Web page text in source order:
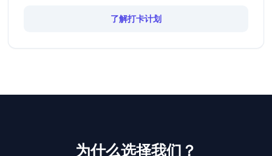
了解打卡计划
为什么选择我们？